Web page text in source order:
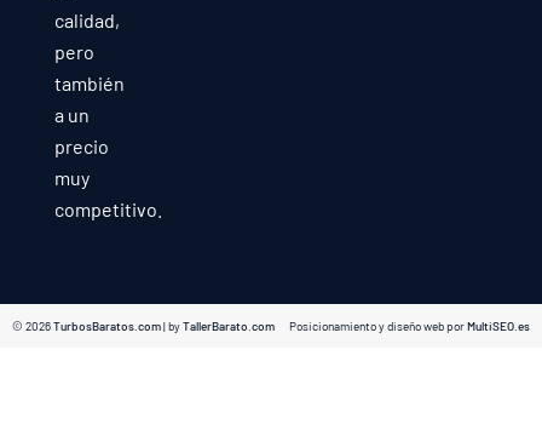
calidad,
pero
también
a un
precio
muy
competitivo.
© 2026TurbosBaratos.com| byTallerBarato.com Posicionamiento y diseño web porMultiSEO.es